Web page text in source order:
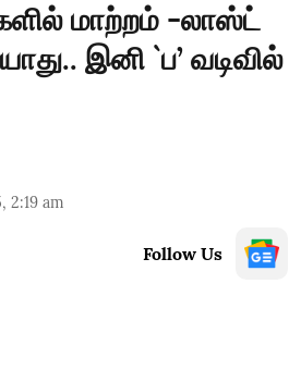
மாற்றம் -லாஸ்ட்
இனி `ப’ வடிவில்
2:19 am
Follow Us